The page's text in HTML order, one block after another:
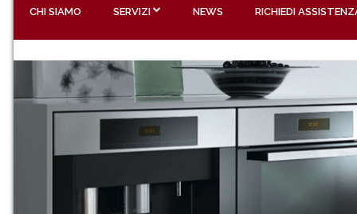
CHI SIAMO SERVIZI NEWS RICHIEDI